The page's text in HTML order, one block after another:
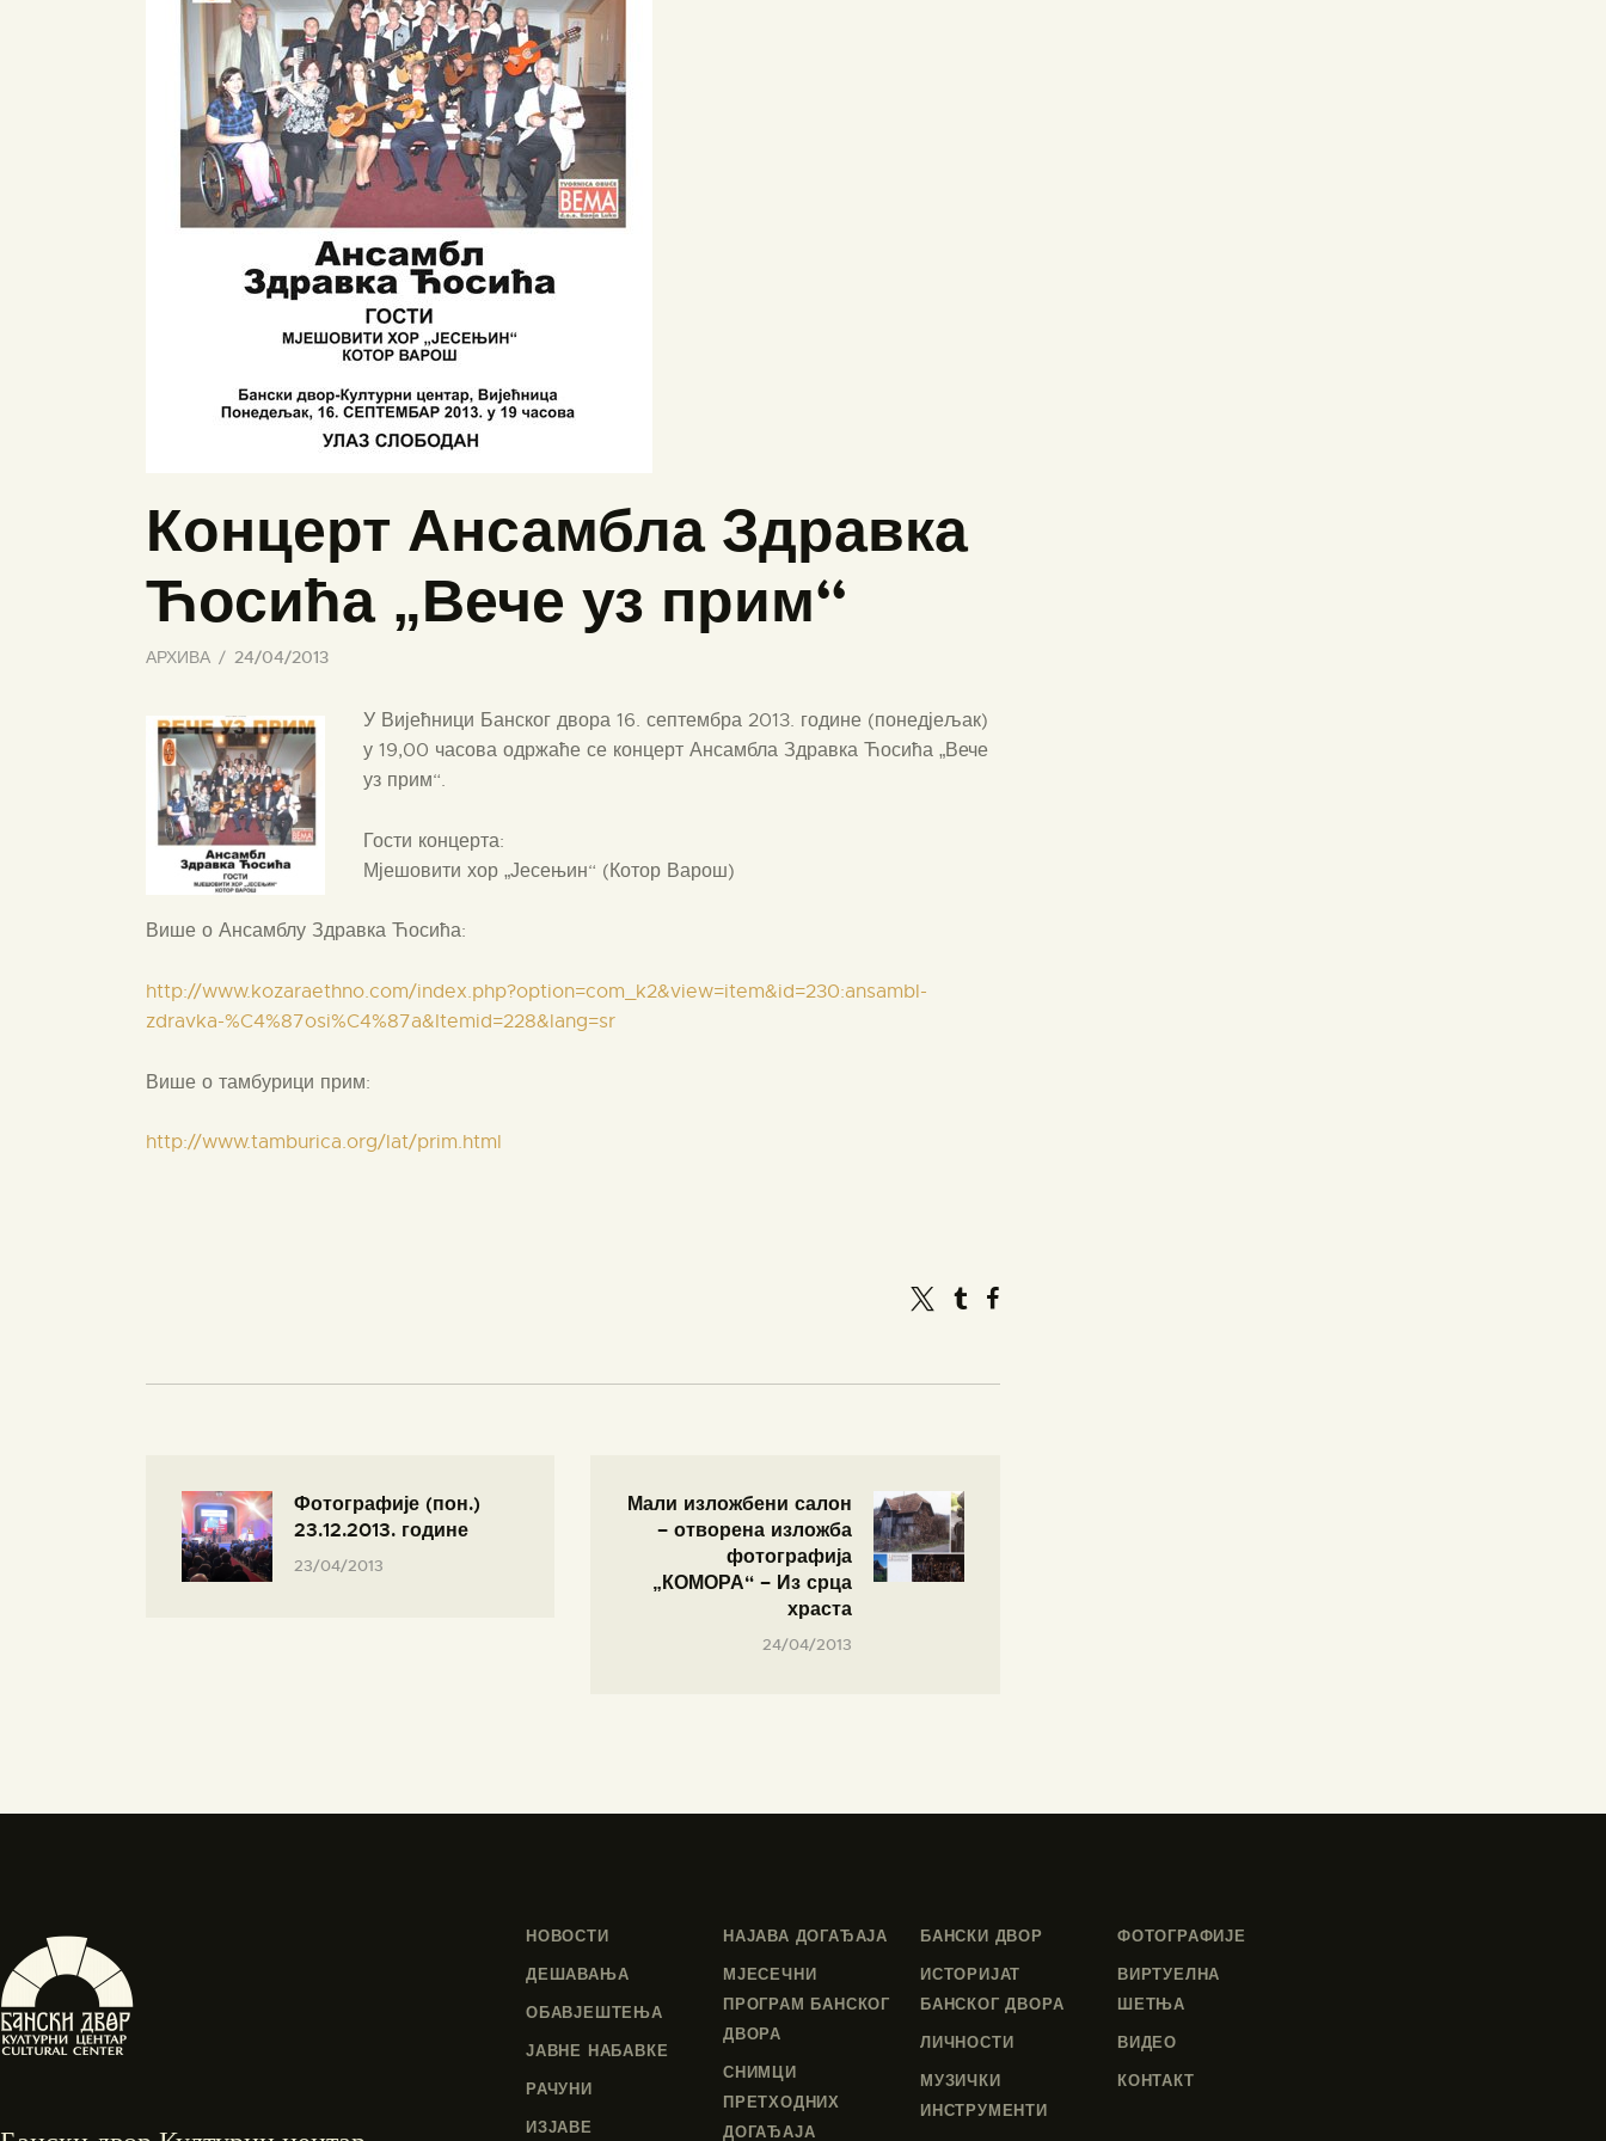
Концерт Ансамбла Здравка
Ћосића „Вече уз прим“
АРХИВА 24/04/2013
У Вијећници Банског двора 16. септембра 2013. године (понедјељак)
у 19,00 часова одржаће се концерт Ансамбла Здравка Ћосића „Вече
уз прим“.
Гости концерта:
Мјешовити хор „Јесењин“ (Котор Варош)
Више о Ансамблу Здравка Ћосића:
http://www.kozaraethno.com/index.php?option=com_k2&view=item&id=230:ansambl-
zdravka-%C4%87osi%C4%87a&Itemid=228&lang=sr
Више о тамбурици прим:
http://www.tamburica.org/lat/prim.html
Фотографије (пон.)
23.12.2013. године
23/04/2013
Мали изложбени салон
– отворена изложба
фотографија
„КОМОРА“ – Из срца
храста
24/04/2013
НОВОСТИ
ДЕШАВАЊА
ОБАВЈЕШТЕЊА
ЈАВНЕ НАБАВКЕ
РАЧУНИ
ИЗЈАВЕ
НАЈАВА ДОГАЂАЈА
МЈЕСЕЧНИ
ПРОГРАМ БАНСКОГ
ДВОРА
СНИМЦИ
ПРЕТХОДНИХ
ДОГАЂАЈА
БАНСКИ ДВОР
ИСТОРИЈАТ
БАНСКОГ ДВОРА
ЛИЧНОСТИ
МУЗИЧКИ
ИНСТРУМЕНТИ
ФОТОГРАФИЈЕ
ВИРТУЕЛНА
ШЕТЊА
ВИДЕО
КОНТАКТ